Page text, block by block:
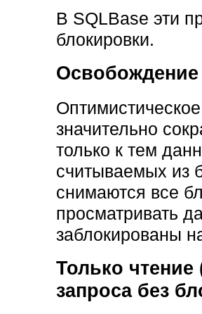
В SQLBase эти
блокировки.
значительно
только к тем
считываемых из
снимаются все
просматривать
заблокированы
Только
запроса без